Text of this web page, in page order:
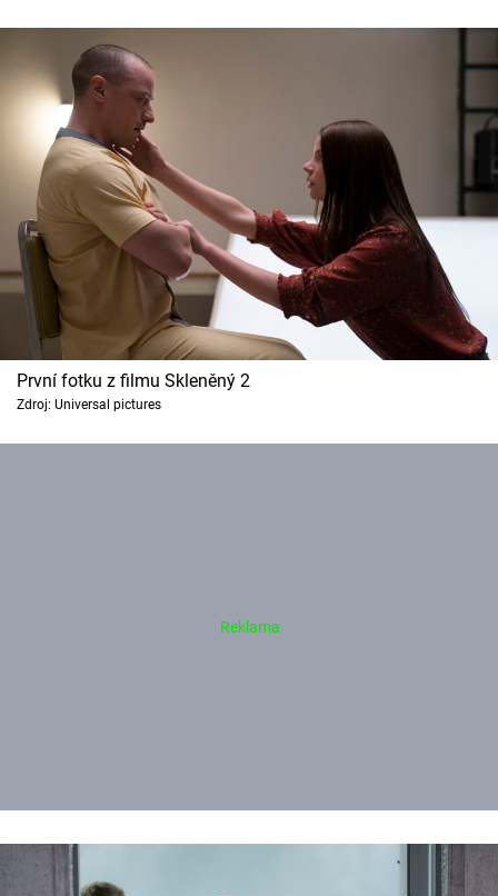
Cool Esport
Pořady
TV Program
Sledujte prima+
Přihlášení
Sledujte nás
První fotku z filmu Skleněný 2
Zdroj: Universal pictures